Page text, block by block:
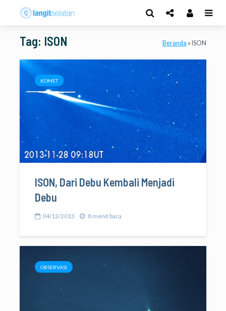
Tag: ISON Beranda » ISON
KOMET
ISON, Dari Debu Kembali Menjadi
Debu
04/12/2013 8 menit baca
OBSERVASI